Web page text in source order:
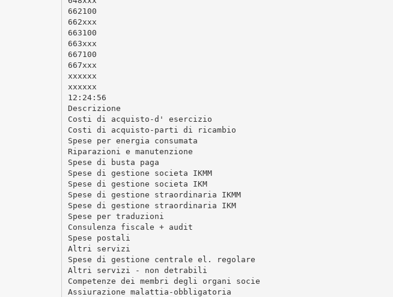
662100
662xxx
663100
663xxx
667100
667xxx
xxxxxx
xxxxxx
12:24:56
Descrizione
Costi di acquisto-d' esercizio
Costi di acquisto-parti di ricambio
Spese per energia consumata
Riparazioni e manutenzione
Spese di busta paga
Spese di gestione societa IKMM
Spese di gestione societa IKM
Spese di gestione straordinaria IKMM
Spese di gestione straordinaria IKM
Spese per traduzioni
Consulenza fiscale + audit
Spese postali
Altri servizi
Spese di gestione centrale el. regolare
Altri servizi - non detrabili
Competenze dei membri degli organi socie
Assiurazione malattia-obbligatoria